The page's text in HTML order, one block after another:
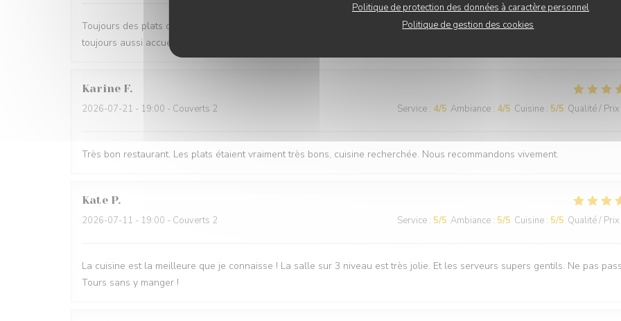
Politique de protection des données à caractère personnel
Politique de gestion des cookies
Toujours des plats délicieux et savoureux, de savants mélanges qu'on ne retrouve pas ailleurs, avec un service au petit
toujours aussi accueillant. A recommander pour toutes les occasions, n'hésitez pas,
Karine F
2026-07-21 - 19:00 - Couverts 2 Service : 4/5 Ambiance : 4/5 Cuisine : 5/5 Qualité / Prix
Très bon restaurant. Les plats étaient vraiment très bons, cuisine recherchée. Nous recommandons vivement.
Kate P
2026-07-11 - 19:00 - Couverts 2 Service : 5/5 Ambiance : 5/5 Cuisine : 5/5 Qualité / Prix
La cuisine est la meilleure que je connaisse ! La salle sur 3 niveau est très jolie. Et les serveurs supers gentils. Ne pas
Tours sans y manger !